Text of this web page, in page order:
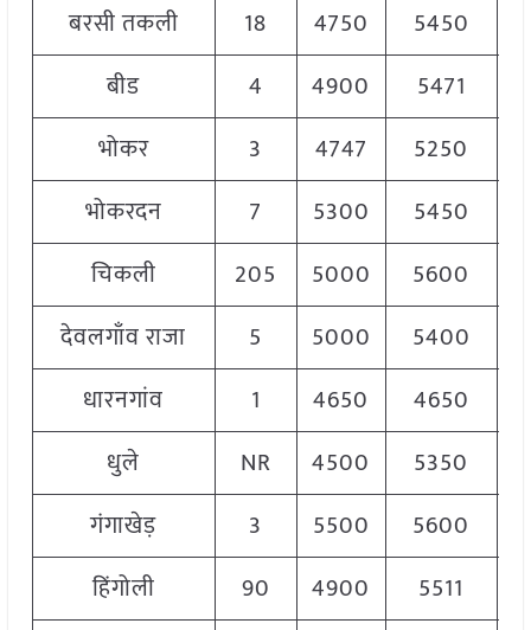
बरसी तकली
18 4750 5450
बीड
4 4900 5471
भोकर
3 4747 5250
भोकरदन
7 5300 5450
चिकली
205 5000 5600
देवलगाँव राजा
5 5000 5400
धारनगांव
1 4650 4650
धुले
NR 4500 5350
गंगाखेड़
3 5500 5600
हिंगोली
90 4900 5511